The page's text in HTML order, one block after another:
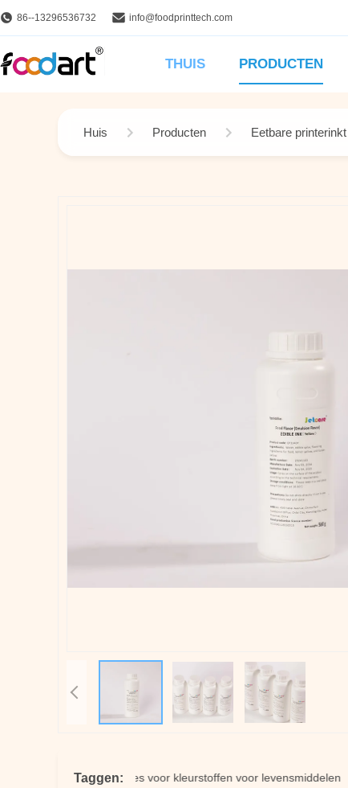
86--13296536732 info@foodprinttech.com
THUIS PRODUCTEN
Huis Producten Eetbare printerinkt
Taggen:
cartridges voor kleurstoffen voor levensmiddelen